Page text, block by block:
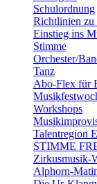
Schulordnung
Richtlinien zu
Einstieg ins
Stimme
Orchester/
Tanz
Abo-Flex für
Workshops
Talentregion
STIMME
Zirkusmusik-
Alphorn-